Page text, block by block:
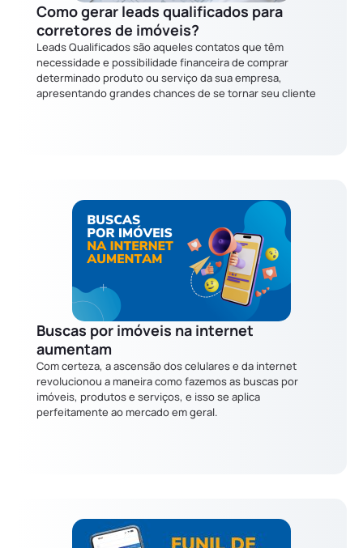
Como gerar leads qualificados para
corretores de imóveis?
Leads Qualificados são aqueles contatos que têm
necessidade e possibilidade financeira de comprar
determinado produto ou serviço da sua empresa,
apresentando grandes chances de se tornar seu cliente
Buscas por imóveis na internet
aumentam
Com certeza, a ascensão dos celulares e da internet
revolucionou a maneira como fazemos as buscas por
imóveis, produtos e serviços, e isso se aplica
perfeitamente ao mercado em geral.